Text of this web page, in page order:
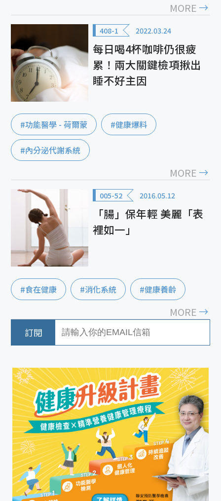
MORE
408-1 2022.03.24
每日喝4杯咖啡仍很疲
累！兩大關鍵檢項揪出
睡不好主因
#功能醫學 - 荷爾蒙 #健康爆料
#內分泌代謝系統
MORE
005-52 2016.05.12
「腸」保年輕 美麗「表
裡如一」
#食在健康 #消化系統 #健康養齡
MORE